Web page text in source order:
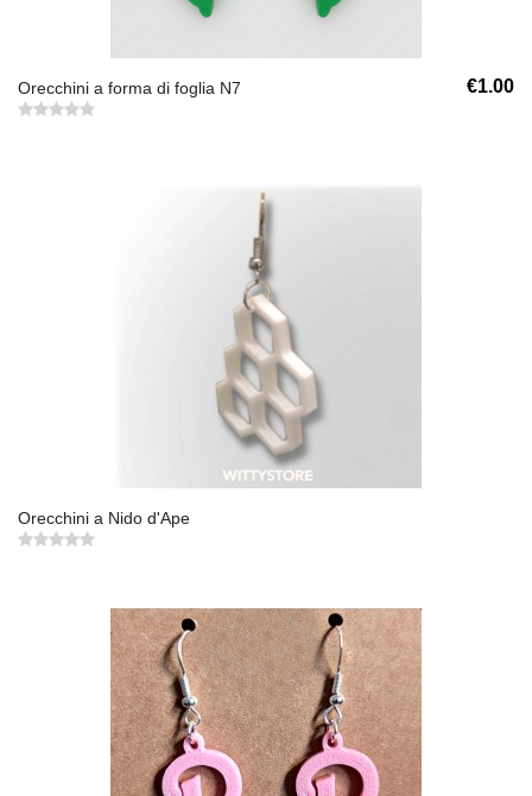
Orecchini a forma di foglia N7 €1.00
Orecchini a Nido d'Ape